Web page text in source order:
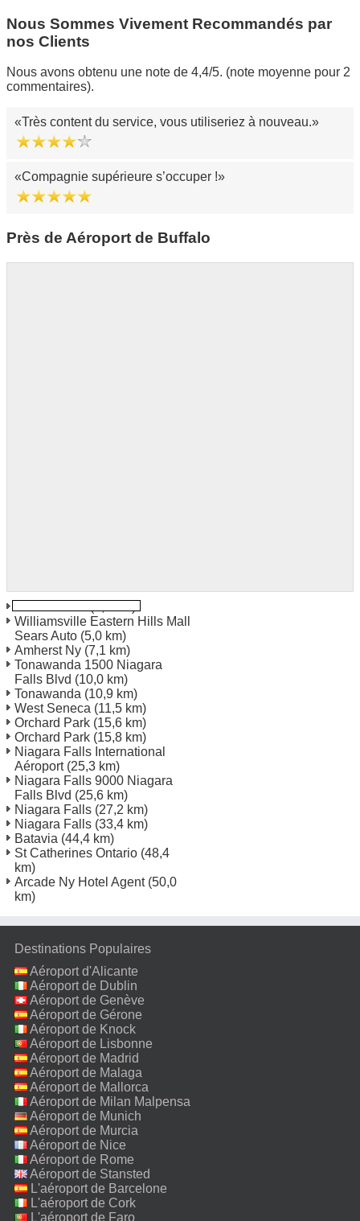
Nous Sommes Vivement Recommandés par
nos Clients
Nous avons obtenu une note de 4,4/5. (note moyenne pour 2
commentaires).
Très content du service, vous utiliseriez à nouveau.
Compagnie supérieure s’occuper !
Près de Aéroport de Buffalo
Williamsville Eastern Hills Mall
Sears Auto (5,0 km)
Amherst Ny (7,1 km)
Tonawanda 1500 Niagara
Falls Blvd (10,0 km)
Tonawanda (10,9 km)
West Seneca (11,5 km)
Orchard Park (15,6 km)
Orchard Park (15,8 km)
Niagara Falls International
Aéroport(25,3 km)
Niagara Falls 9000 Niagara
Falls Blvd (25,6 km)
Niagara Falls (27,2 km)
Niagara Falls (33,4 km)
Batavia (44,4 km)
St Catherines Ontario (48,4
km)
Arcade Ny Hotel Agent(50,0
km)
Destinations Populaires
Aéroport d'Alicante
Aéroport de Dublin
Aéroport de Genève
Aéroport de Gérone
Aéroport de Knock
Aéroport de Lisbonne
Aéroport de Madrid
Aéroport de Malaga
Aéroport de Mallorca
Aéroport de Milan Malpensa
Aéroport de Munich
Aéroport de Murcia
Aéroport de Nice
Aéroport de Rome
Fiumicino
Aéroport de Stansted
L'aéroport de Barcelone
L'aéroport de Cork
L'aéroport de Faro